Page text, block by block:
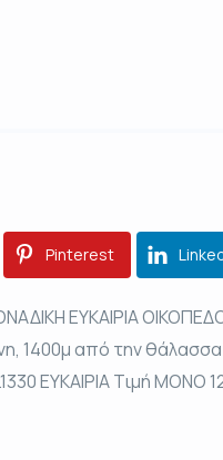
Pinterest
ΕΥΚΑΙΡΙΑ
1400μ από την
ΕΥΚΑΙΡΙΑ Τιμή ΜΟΝΟ